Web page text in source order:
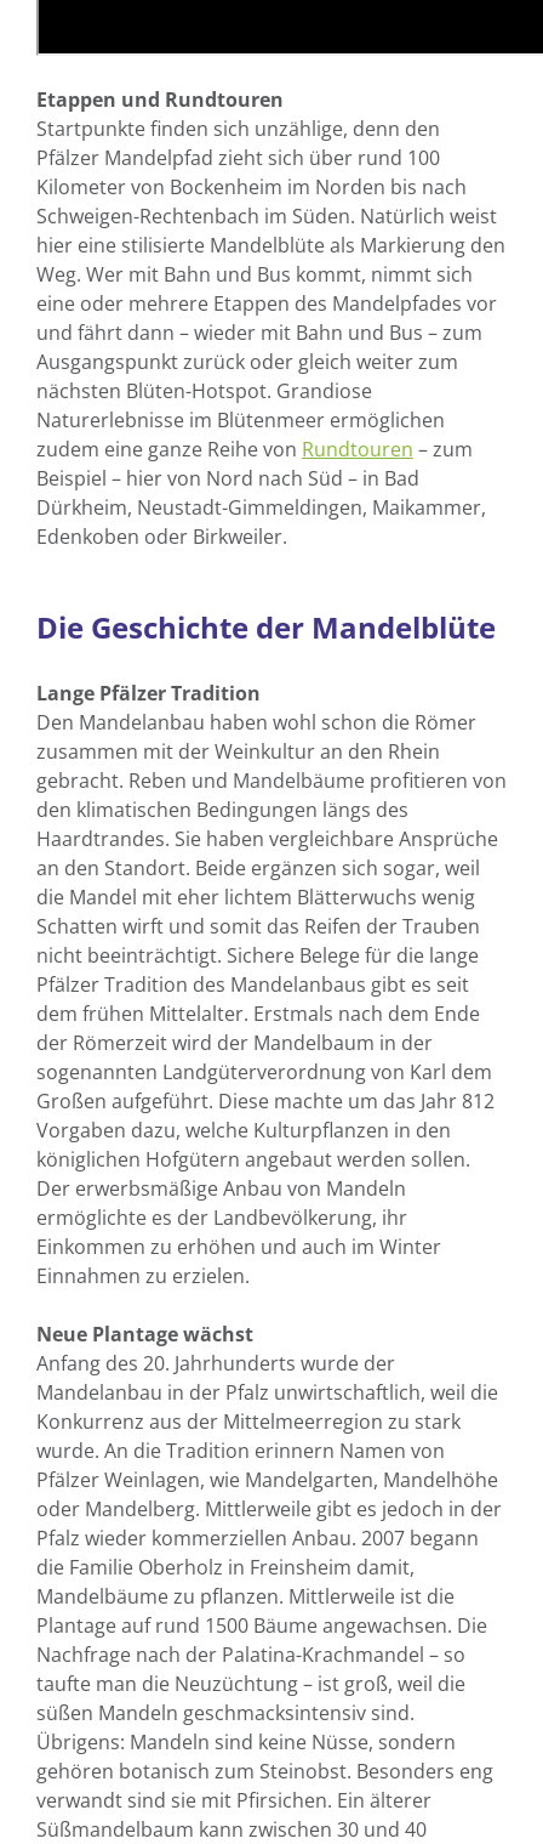
Etappen und Rundtouren
Startpunkte finden sich unzählige, denn den
Pfälzer Mandelpfad zieht sich über rund 100
Kilometer von Bockenheim im Norden bis nach
Schweigen-Rechtenbach im Süden. Natürlich weist
hier eine stilisierte Mandelblüte als Markierung den
Weg. Wer mit Bahn und Bus kommt, nimmt sich
eine oder mehrere Etappen des Mandelpfades vor
und fährt dann – wieder mit Bahn und Bus – zum
Ausgangspunkt zurück oder gleich weiter zum
nächsten Blüten-Hotspot. Grandiose
Naturerlebnisse im Blütenmeer ermöglichen
zudem eine ganze Reihe von Rundtouren – zum
Beispiel – hier von Nord nach Süd – in Bad
Dürkheim, Neustadt-Gimmeldingen, Maikammer,
Edenkoben oder Birkweiler.
Die Geschichte der Mandelblüte
Lange Pfälzer Tradition
Den Mandelanbau haben wohl schon die Römer
zusammen mit der Weinkultur an den Rhein
gebracht. Reben und Mandelbäume profitieren von
den klimatischen Bedingungen längs des
Haardtrandes. Sie haben vergleichbare Ansprüche
an den Standort. Beide ergänzen sich sogar, weil
die Mandel mit eher lichtem Blätterwuchs wenig
Schatten wirft und somit das Reifen der Trauben
nicht beeinträchtigt. Sichere Belege für die lange
Pfälzer Tradition des Mandelanbaus gibt es seit
dem frühen Mittelalter. Erstmals nach dem Ende
der Römerzeit wird der Mandelbaum in der
sogenannten Landgüterverordnung von Karl dem
Großen aufgeführt. Diese machte um das Jahr 812
Vorgaben dazu, welche Kulturpflanzen in den
königlichen Hofgütern angebaut werden sollen.
Der erwerbsmäßige Anbau von Mandeln
ermöglichte es der Landbevölkerung, ihr
Einkommen zu erhöhen und auch im Winter
Einnahmen zu erzielen.
Neue Plantage wächst
Anfang des 20. Jahrhunderts wurde der
Mandelanbau in der Pfalz unwirtschaftlich, weil die
Konkurrenz aus der Mittelmeerregion zu stark
wurde. An die Tradition erinnern Namen von
Pfälzer Weinlagen, wie Mandelgarten, Mandelhöhe
oder Mandelberg. Mittlerweile gibt es jedoch in der
Pfalz wieder kommerziellen Anbau. 2007 begann
die Familie Oberholz in Freinsheim damit,
Mandelbäume zu pflanzen. Mittlerweile ist die
Plantage auf rund 1500 Bäume angewachsen. Die
Nachfrage nach der Palatina-Krachmandel – so
taufte man die Neuzüchtung – ist groß, weil die
süßen Mandeln geschmacksintensiv sind.
Übrigens: Mandeln sind keine Nüsse, sondern
gehören botanisch zum Steinobst. Besonders eng
verwandt sind sie mit Pfirsichen. Ein älterer
Süßmandelbaum kann zwischen 30 und 40